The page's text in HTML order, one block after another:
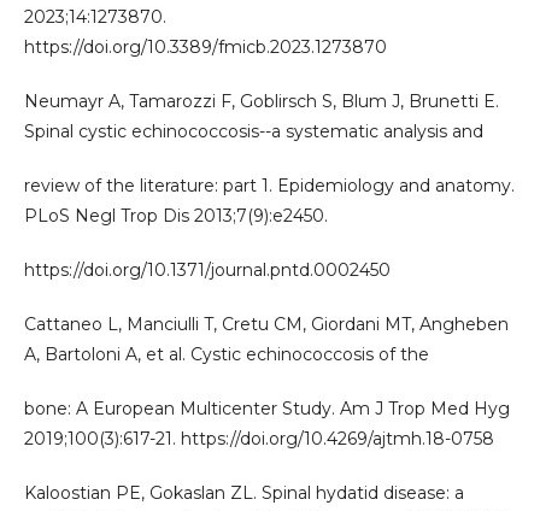
2023;14:1273870.
https://doi.org/10.3389/fmicb.2023.1273870
Neumayr A, Tamarozzi F, Goblirsch S, Blum J, Brunetti E.
Spinal cystic echinococcosis--a systematic analysis and
review of the literature: part 1. Epidemiology and anatomy.
PLoS Negl Trop Dis 2013;7(9):e2450.
https://doi.org/10.1371/journal.pntd.0002450
Cattaneo L, Manciulli T, Cretu CM, Giordani MT, Angheben
A, Bartoloni A, et al. Cystic echinococcosis of the
bone: A European Multicenter Study. Am J Trop Med Hyg
2019;100(3):617-21. https://doi.org/10.4269/ajtmh.18-0758
Kaloostian PE, Gokaslan ZL. Spinal hydatid disease: a